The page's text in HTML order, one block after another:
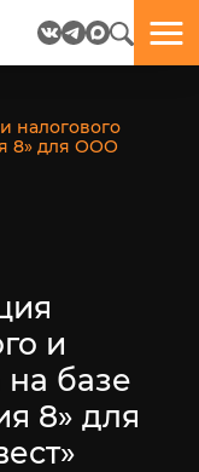
налогового
8» для ООО
и
на базе
8» для